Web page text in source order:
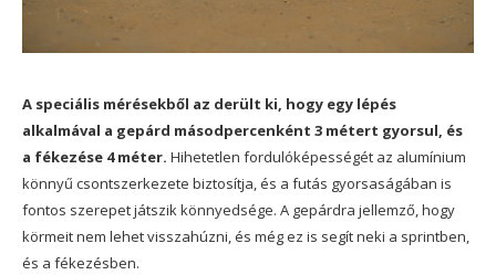
A speciális mérésekből az derült ki, hogy egy lépés
alkalmával a gepárd másodpercenként 3 métert gyorsul, és
a fékezése 4 méter. Hihetetlen fordulóképességét az alumínium
könnyű csontszerkezete biztosítja, és a futás gyorsaságában is
fontos szerepet játszik könnyedsége. A gepárdra jellemző, hogy
körmeit nem lehet visszahúzni, és még ez is segít neki a sprintben,
és a fékezésben.